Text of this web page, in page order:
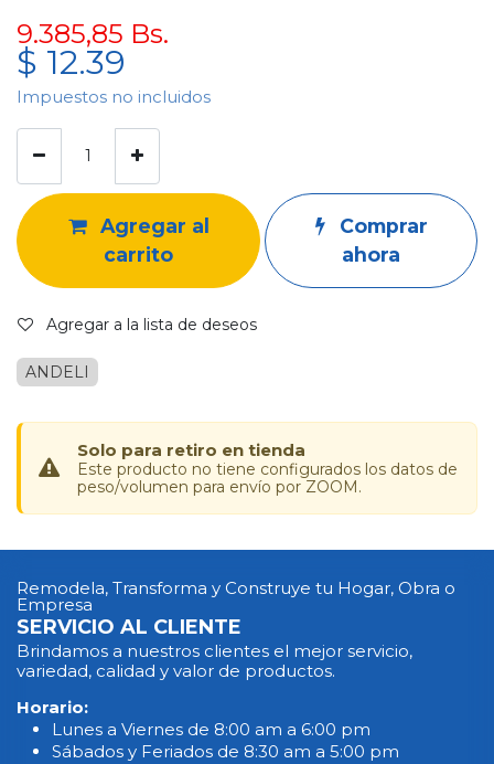
9.385,85 Bs.
$ 12.39
Impuestos no incluidos
Agregar al
carrito
Comprar
ahora
Agregar a la lista de deseos
ANDELI
Solo para retiro en tienda
Este producto no tiene configurados los datos de
peso/volumen para envío por ZOOM.
Remodela, Transforma y Construye tu Hogar, Obra o
Empresa
SERVICIO AL CLIENTE
Brindamos a nuestros clientes el mejor servicio,
variedad, calidad y valor de productos.
Horario:
Lunes a Viernes de 8:00 am a 6:00 pm
Sábados y Feriados de 8:30 am a 5:00 pm